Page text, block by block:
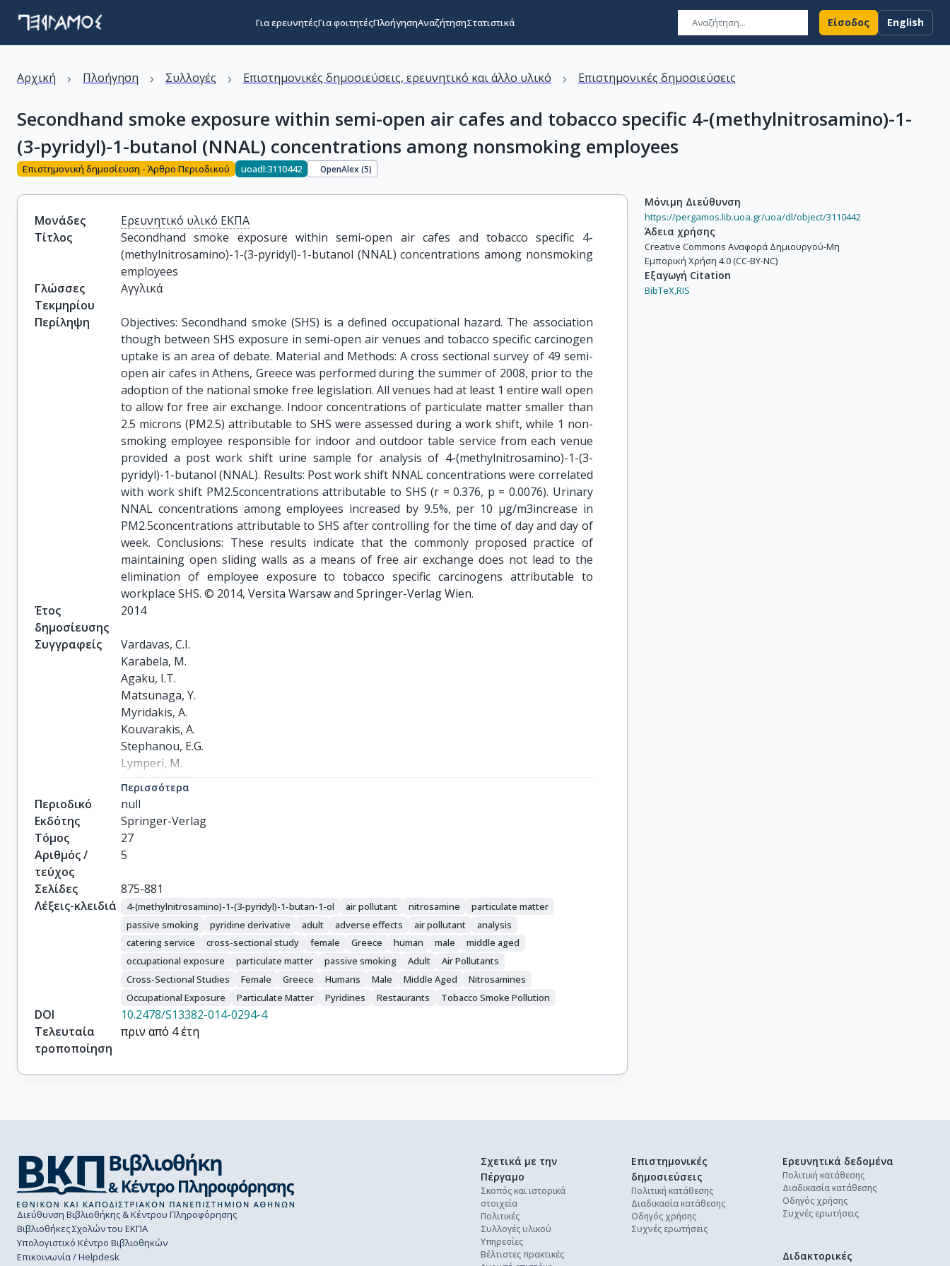
Για ερευνητέςΓια φοιτητέςΠλοήγησηΑναζήτησηΣτατιστικά Είσοδος English
Αρχική › Πλοήγηση › Συλλογές › Επιστημονικές δημοσιεύσεις, ερευνητικό και άλλο υλικό › Επιστημονικές δημοσιεύσεις
Secondhand smoke exposure within semi-open air cafes and tobacco specific 4-(methylnitrosamino)-1-
(3-pyridyl)-1-butanol (NNAL) concentrations among nonsmoking employees
Επιστημονική δημοσίευση - Άρθρο Περιοδικού uoadl:3110442 OpenAlex (5)
Μονάδες
Ερευνητικό υλικό ΕΚΠΑ
Τίτλος
Secondhand smoke exposure within semi-open air cafes and tobacco specific 4-
(methylnitrosamino)-1-(3-pyridyl)-1-butanol (NNAL) concentrations among nonsmoking
employees
Γλώσσες
Τεκμηρίου
Αγγλικά
Περίληψη
Objectives: Secondhand smoke (SHS) is a defined occupational hazard. The association
though between SHS exposure in semi-open air venues and tobacco specific carcinogen
uptake is an area of debate. Material and Methods: A cross sectional survey of 49 semi-
open air cafes in Athens, Greece was performed during the summer of 2008, prior to the
adoption of the national smoke free legislation. All venues had at least 1 entire wall open
to allow for free air exchange. Indoor concentrations of particulate matter smaller than
2.5 microns (PM2.5) attributable to SHS were assessed during a work shift, while 1 non-
smoking employee responsible for indoor and outdoor table service from each venue
provided a post work shift urine sample for analysis of 4-(methylnitrosamino)-1-(3-
pyridyl)-1-butanol (NNAL). Results: Post work shift NNAL concentrations were correlated
with work shift PM2.5concentrations attributable to SHS (r = 0.376, p = 0.0076). Urinary
NNAL concentrations among employees increased by 9.5%, per 10 μg/m3increase in
PM2.5concentrations attributable to SHS after controlling for the time of day and day of
week. Conclusions: These results indicate that the commonly proposed practice of
maintaining open sliding walls as a means of free air exchange does not lead to the
elimination of employee exposure to tobacco specific carcinogens attributable to
workplace SHS. © 2014, Versita Warsaw and Springer-Verlag Wien.
Έτος
δημοσίευσης
2014
Συγγραφείς
Vardavas, C.I.
Karabela, M.
Agaku, I.T.
Matsunaga, Y.
Myridakis, A.
Kouvarakis, A.
Stephanou, E.G.
Lymperi, M.
Behrakis, P.K.
Περισσότερα
Περιοδικό
null
Εκδότης
Springer-Verlag
Τόμος
27
Αριθμός /
τεύχος
5
Σελίδες
875-881
Λέξεις-κλειδιά
4-(methylnitrosamino)-1-(3-pyridyl)-1-butan-1-ol air pollutant nitrosamine
particulate matter
passive smoking
pyridine derivative adult adverse effects air pollutant
analysis
catering service
cross-sectional study female Greece human male
middle aged
occupational exposure
particulate matter passive smoking Adult
Air Pollutants
Cross-Sectional Studies
Female Greece Humans Male Middle Aged
Nitrosamines
Occupational Exposure
Particulate Matter Pyridines Restaurants Tobacco Smoke Pollution
DOI
10.2478/S13382-014-0294-4
Τελευταία
τροποποίηση
πριν από 4 έτη
Μόνιμη Διεύθυνση
https://pergamos.lib.uoa.gr/uoa/dl/object/3110442
Άδεια χρήσης
Creative Commons Αναφορά Δημιουργού-Μη
Εμπορική Χρήση 4.0 (CC-BY-NC)
Εξαγωγή Citation
BibTeX,RIS
Διεύθυνση Βιβλιοθήκης & Κέντρου Πληροφόρησης
Βιβλιοθήκες Σχολών του ΕΚΠΑ
Υπολογιστικό Κέντρο Βιβλιοθηκών
Επικοινωνία / Helpdesk
Σχετικά με την
Πέργαμο
Σκοπός και ιστορικά
στοιχεία
Πολιτικές
Συλλογές υλικού
Υπηρεσίες
Βέλτιστες πρακτικές
Επιστημονικές
δημοσιεύσεις
Πολιτική κατάθεσης
Διαδικασία κατάθεσης
Οδηγός χρήσης
Συχνές ερωτήσεις
Ερευνητικά δεδομένα
Πολιτική κατάθεσης
Διαδικασία κατάθεσης
Οδηγός χρήσης
Συχνές ερωτήσεις
Διδακτορικές